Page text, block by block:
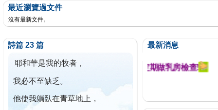
最近瀏覽過文件
沒有最新文件。
詩篇 23 篇
耶和華是我的牧者，
我必不至缺乏。
他使我躺臥在青草地上，
最新消息
迄今已篩檢出1700位乳癌患者,提醒您定期做乳房檢查!